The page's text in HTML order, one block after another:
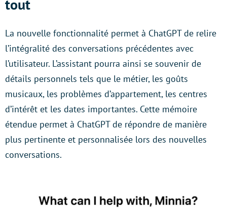
tout
La nouvelle fonctionnalité permet à ChatGPT de relire
l’intégralité des conversations précédentes avec
l’utilisateur. L’assistant pourra ainsi se souvenir de
détails personnels tels que le métier, les goûts
musicaux, les problèmes d’appartement, les centres
d’intérêt et les dates importantes. Cette mémoire
étendue permet à ChatGPT de répondre de manière
plus pertinente et personnalisée lors des nouvelles
conversations.